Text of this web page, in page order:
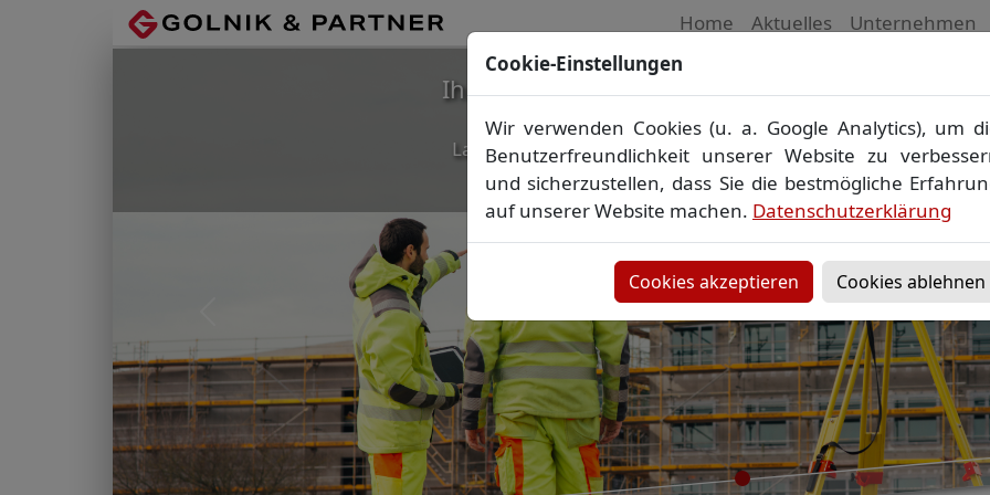
Home Aktuelles Unternehmen
Ihr Vermessungsbüro in Mecklenburg-
Wir vermessen Ihr Grundstück
Lageplan▪Absteckung▪Bauvermessung▪
Grenzfeststellung
▪Amtliche Auskünfte und Auszüge
Cookie-Einstellungen
Wir verwenden Cookies (u. a. Google Analytics), um
Benutzerfreundlichkeit unserer Website zu
und sicherzustellen, dass Sie die bestmögliche
auf unserer Website machen. Datenschutzerklärung
Cookies akzeptieren Cookies ablehnen